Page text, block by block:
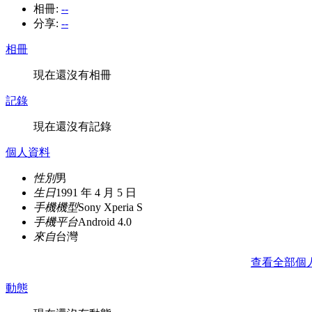
相冊: --
分享: --
相冊
現在還沒有相冊
記錄
現在還沒有記錄
個人資料
性別男
生日1991 年 4 月 5 日
手機機型Sony Xperia S
手機平台Android 4.0
來自台灣
查看全部個
動態